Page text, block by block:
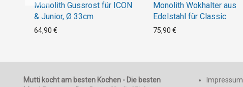
Monolith Gussrost für ICON
& Junior, Ø 33cm
64,90 €
Monolith Wokhalter aus
Edelstahl für Classic
75,90 €
Mutti kocht am besten Kochen - Die besten
Impressum